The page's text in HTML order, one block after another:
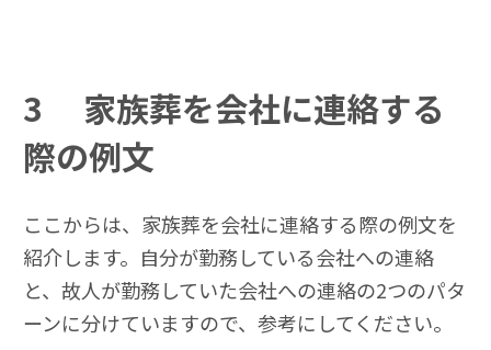
3
家族葬を会社に連絡する
際の例文
ここからは、家族葬を会社に連絡する際の例文を
紹介します。自分が勤務している会社への連絡
と、故人が勤務していた会社への連絡の2つのパタ
ーンに分けていますので、参考にしてください。